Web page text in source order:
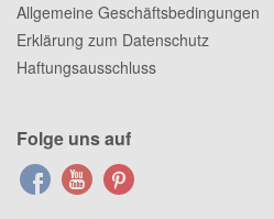
Allgemeine Geschäftsbedingungen
Erklärung zum Datenschutz
Haftungsausschluss
Folge uns auf